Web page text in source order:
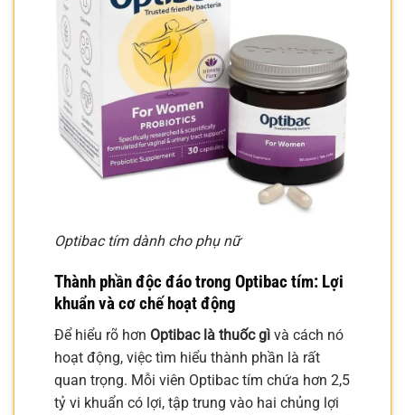
Optibac tím dành cho phụ nữ
Thành phần độc đáo trong Optibac tím: Lợi
khuẩn và cơ chế hoạt động
Để hiểu rõ hơn Optibac là thuốc gì và cách nó
hoạt động, việc tìm hiểu thành phần là rất
quan trọng. Mỗi viên Optibac tím chứa hơn 2,5
tỷ vi khuẩn có lợi, tập trung vào hai chủng lợi